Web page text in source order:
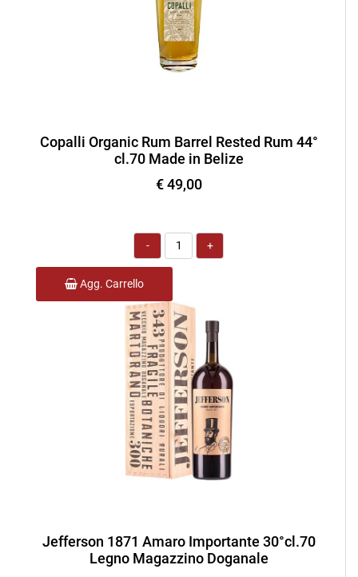
Copalli Organic Rum Barrel Rested Rum 44°
cl.70 Made in Belize
€ 49,00
Quantità
Agg. Carrello
Jefferson 1871 Amaro Importante 30°cl.70
Legno Magazzino Doganale